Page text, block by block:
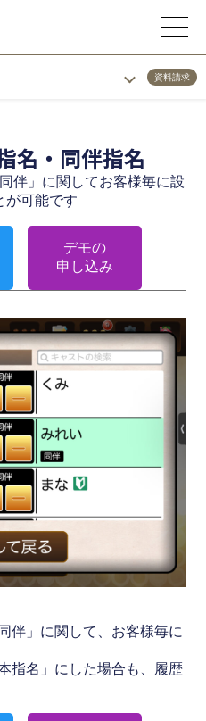
資料請求
名・同伴指名
伴」に関してお客様毎に設
が可能です
デモの
申し込み
伴」に関して、お客様毎に
指名」にした場合も、履歴